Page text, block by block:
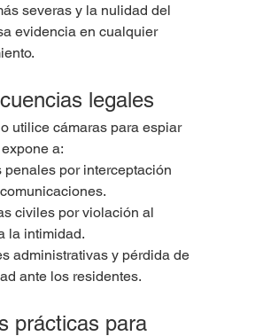
severas y la nulidad del
evidencia en cualquier
legales
utilice cámaras para espiar
a:
penales por interceptación
civiles por violación al
la intimidad.
administrativas y pérdida de
ante los residentes.
prácticas para